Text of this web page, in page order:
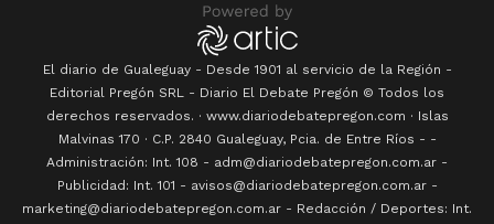
El diario de Gualeguay - Desde 1901 al servicio de la Región -
Editorial Pregón SRL - Diario El Debate Pregón © Todos los
derechos reservados. · www.diariodebatepregon.com · Islas
Malvinas 170 · C.P. 2840 Gualeguay, Pcia. de Entre Ríos - -
Administración: Int. 108 - adm@diariodebatepregon.com.ar -
Publicidad: Int. 101 - avisos@diariodebatepregon.com.ar -
marketing@diariodebatepregon.com.ar - Redacción / Deportes: Int.